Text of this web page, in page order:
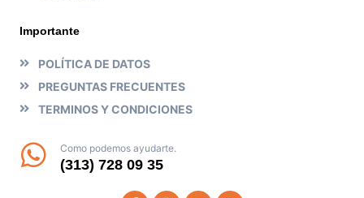
Importante
POLÍTICA DE DATOS
PREGUNTAS FRECUENTES
TERMINOS Y CONDICIONES
Como podemos ayudarte.
(313) 728 09 35